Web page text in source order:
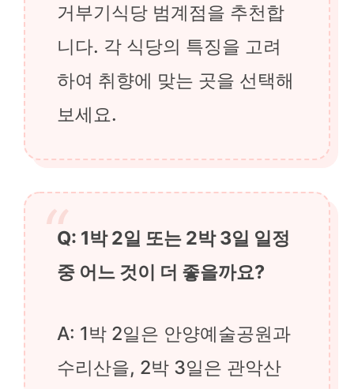
거부기식당 범계점을 추천합
니다. 각 식당의 특징을 고려
하여 취향에 맞는 곳을 선택해
보세요.
Q: 1박 2일 또는 2박 3일 일정
중 어느 것이 더 좋을까요?
A: 1박 2일은 안양예술공원과
수리산을, 2박 3일은 관악산